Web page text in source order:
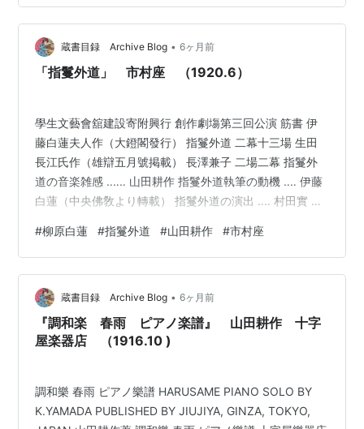
粧品を使つて立つことを嬉しく思ひます。 私は貴國と貴
國の幸福を祈つて居ります。 東京帝國ホテルにて 千九百
二十二年九月十日 アンナ・パヴロワ ・The Dr…
蔵書目録 Archive Blog • 6ヶ月前
「指鬘外道」 市村座 （1920.6）
學生文藝會舘建設寄附興行 創作劇塲第三回公演 筋書 伊
藤白蓮夫人作（大鐙閣發行） 指鬘外道 二幕十三場 生田
長江氏作（雄辯五月號掲載） 長澤兼子 二場二幕 指鬘外
道の音楽雑感 ‥‥‥ 山田耕作 指鬘外道執筆の動機 ‥‥ 伊藤
白蓮（中央佛敎より轉載） 指鬘外道の演出 ‥‥ 村田實 指
長江 第三回公演の挨拶 ‥‥ 飯塚友一郎 學生文藝會舘建設
に就いて ‥‥ 小泉矩 自六月二日至六月六日 市村座 伊藤白
蓮作 指鬘外道 三幕十三塲 演出者 村田實 作曲者 山田耕作
意匠者 溝口三郎 現世の部第一幕 第一 師の出發 第二 鴦崛
摩と少年 第三 …
#柳原白蓮 #指鬘外道 #山田耕作 #市村座
蔵書目録 Archive Blog • 6ヶ月前
『調和楽 春雨 ピアノ楽譜』 山田耕作 十字
屋楽器店 （1916.10 )
調和樂 春雨 ピアノ樂譜 HARUSAME PIANO SOLO BY
K.YAMADA PUBLISHED BY JIUJIYA, GINZA, TOKYO,